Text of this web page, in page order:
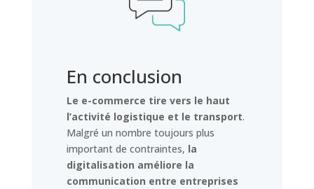
En conclusion
Le e-commerce tire vers le haut
l’activité logistique et le transport.
Malgré un nombre toujours plus
important de contraintes, la
digitalisation améliore la
communication entre entreprises